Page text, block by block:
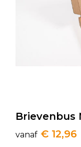
vanaf € 12,96